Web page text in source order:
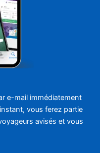
e-mail immédiatement
vous ferez partie
avisés et vous